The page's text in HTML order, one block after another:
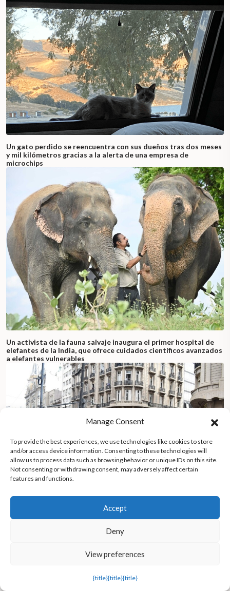
Un gato perdido se reencuentra con sus dueños tras dos meses
y mil kilómetros gracias a la alerta de una empresa de
microchips
Un activista de la fauna salvaje inaugura el primer hospital de
elefantes de la India, que ofrece cuidados científicos avanzados
a elefantes vulnerables
Los manifestantes soportan la violencia policial en Argentina en
Manage Consent
To provide the best experiences, we use technologies like cookies to store
and/or access device information. Consenting to these technologies will
allow us to process data such as browsing behavior or unique IDs on this site.
Not consenting or withdrawing consent, may adversely affect certain
features and functions.
Accept
Deny
View preferences
{title}{title}{title}